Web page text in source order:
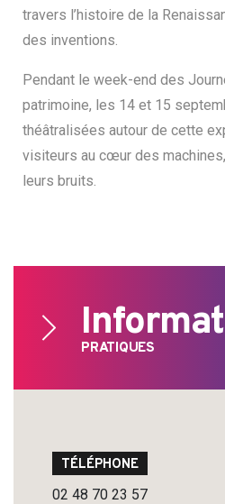
travers l’histoire de la
des inventions.
Pendant le week-end des
patrimoine, les 14 et 15
théâtralisées autour de cette
visiteurs au cœur des
leurs bruits.
PRATIQUES
TÉLÉPHONE
02 48 70 23 57